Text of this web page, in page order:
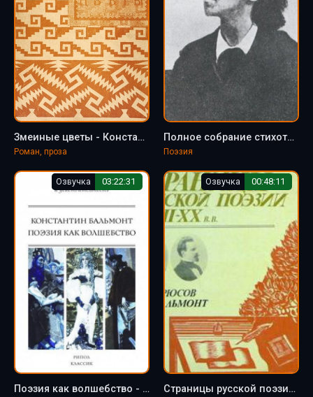
Змеиные цветы - Константин Бальмонт
Роман, проза
Полное собрание стихотворений - Константин Бальмонт
Поэзия
Озвучка 03:22:31
Поэзия как волшебство - Константин Бальмонт
Озвучка 00:48:11
Страницы русской поэзии XVIII-XX вв - Константин Бальмонт, Валерий Брюсов